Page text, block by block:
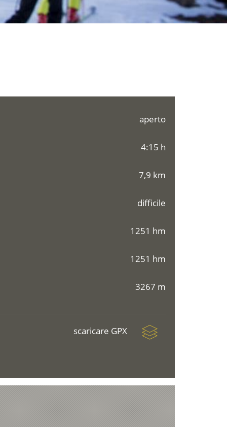
aperto
4:15 h
7,9 km
difficile
1251 hm
1251 hm
3267 m
scaricare GPX